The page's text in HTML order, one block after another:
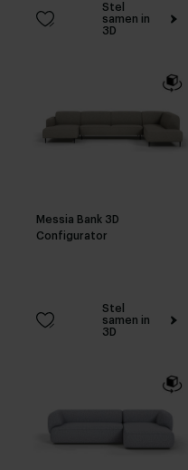
Stel
samen in
3D
Messia Bank 3D
Configurator
Stel
samen in
3D